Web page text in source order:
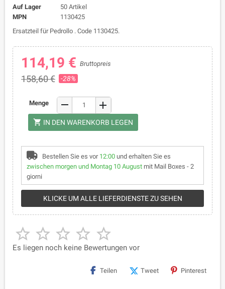
Auf Lager
50 Artikel
MPN
1130425
Ersatzteil für Pedrollo . Code 1130425.
114,19 € Bruttopreis
158,60 € -28%
Menge remove add
shopping_cart IN DEN WARENKORB LEGEN
Bestellen Sie es vor 12:00 und erhalten Sie es
zwischen morgen und Montag 10 August mit Mail Boxes - 2
giorni
KLICKE UM ALLE LIEFERDIENSTE ZU SEHEN
    
Es liegen noch keine Bewertungen vor
Teilen Tweet Pinterest